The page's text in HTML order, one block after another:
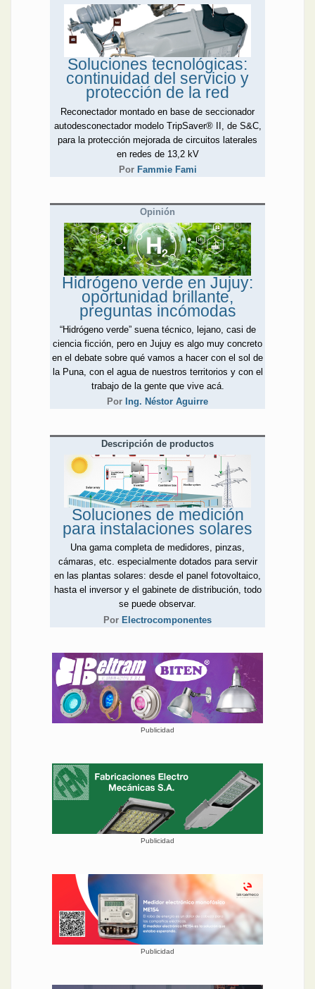
Soluciones tecnológicas:
continuidad del servicio y
protección de la red
Reconectador montado en base de seccionador
autodesconectador modelo TripSaver® II, de S&C,
para la protección mejorada de circuitos laterales
en redes de 13,2 kV
Por Fammie Fami
Opinión
Hidrógeno verde en Jujuy:
oportunidad brillante,
preguntas incómodas
“Hidrógeno verde” suena técnico, lejano, casi de
ciencia ficción, pero en Jujuy es algo muy concreto
en el debate sobre qué vamos a hacer con el sol de
la Puna, con el agua de nuestros territorios y con el
trabajo de la gente que vive acá.
Por Ing. Néstor Aguirre
Descripción de productos
Soluciones de medición
para instalaciones solares
Una gama completa de medidores, pinzas,
cámaras, etc. especialmente dotados para servir
en las plantas solares: desde el panel fotovoltaico,
hasta el inversor y el gabinete de distribución, todo
se puede observar.
Por Electrocomponentes
Publicidad
Publicidad
Publicidad